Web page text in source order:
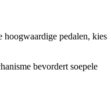
pedalen, kies
bevordert soepele